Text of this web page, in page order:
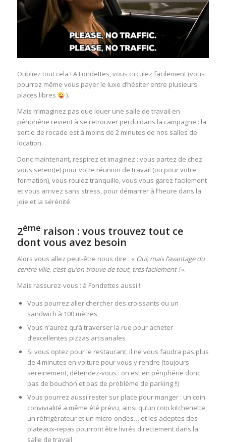
Oubliez tout cela ! A Fondettes, vous circulez facilement (vous
pourrez même vous payer le luxe d’hésiter entre plusieurs
places libres
).
Mais n’imaginez pas que louer une salle de travail en
périphérie revient à se retrouver perdu dans la campagne : la
sortie de rocade est à moins de 2 minutes de nos salles de
location.
Donc maintenant, respirez et imaginez : vous partez de chez
vous serein(e) pour votre réunion de travail (ou pour votre
formation), vous roulez tranquille, vous vous garez facilement
et vous arrivez sans stress, pour démarrer à l’heure dans la
joie et la sérénité.
2ème raison : vous trouvez tout ce
dont vous avez besoin
Alors vous allez peut-être nous dire : « Oui, mais l’avantage du
centre-ville, c’est qu’on trouve de tout, très facilement !».
Mais rassurez-vous : à Fondettes aussi !
Vous pourrez aller chercher des croissants ou un
sandwich à 100 mètres
Vous n’aurez qu’à traverser la rue pour acheter
d’excellentes pizzas artisanales
Si vous optez pour le restaurant, il ne vous faudra pas plus
de 4 minutes en voiture pour vous y rendre (toujours
sereinement, détendez-vous : on est en périphérie donc
pas de bouchon et pas de problème de parking !!)
Vous pourrez aussi rester sur place pour manger : un coin
convivialité a même été prévu, ainsi qu’un coin kitchenette,
un réfrigérateur et un micro-ondes… et les adeptes des
plateaux-repas pourront être livrés directement dans la
salle de travail